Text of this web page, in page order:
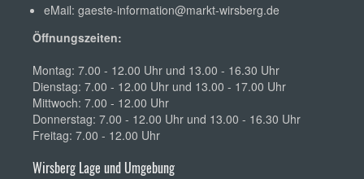
eMail: gaeste-information@markt-wirsberg.de
Öffnungszeiten:
Montag: 7.00 - 12.00 Uhr und 13.00 - 16.30 Uhr
Dienstag: 7.00 - 12.00 Uhr und 13.00 - 17.00 Uhr
Mittwoch: 7.00 - 12.00 Uhr
Donnerstag: 7.00 - 12.00 Uhr und 13.00 - 16.30 Uhr
Freitag: 7.00 - 12.00 Uhr
Wirsberg Lage und Umgebung